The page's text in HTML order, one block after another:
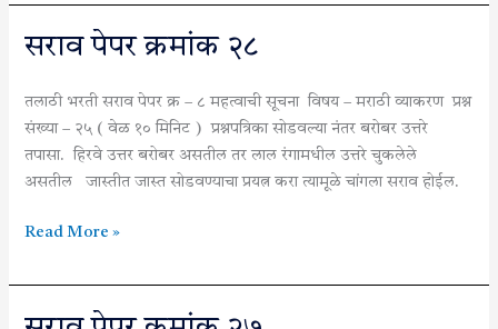
सराव पेपर क्रमांक २८
तलाठी भरती सराव पेपर क्र – ८ महत्वाची सूचना विषय – मराठी व्याकरण प्रश्न
संख्या – २५ ( वेळ १० मिनिट ) प्रश्नपत्रिका सोडवल्या नंतर बरोबर उत्तरे
तपासा. हिरवे उत्तर बरोबर असतील तर लाल रंगामधील उत्तरे चुकलेले
असतील जास्तीत जास्त सोडवण्याचा प्रयत्न करा त्यामूळे चांगला सराव होईल.
सराव
क्रमांक
२८
Read More »
सराव